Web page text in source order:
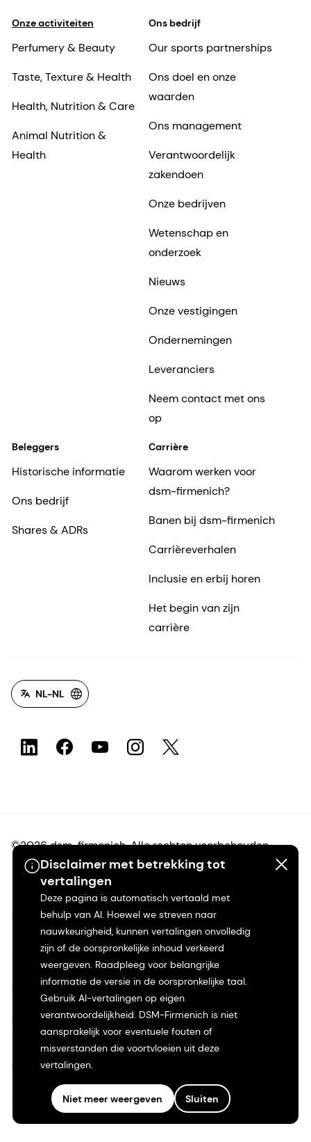
Disclaimer met betrekking tot
vertalingen
Deze pagina is automatisch vertaald met
behulp van AI. Hoewel we streven naar
nauwkeurigheid, kunnen vertalingen onvolledig
zijn of de oorspronkelijke inhoud verkeerd
weergeven. Raadpleeg voor belangrijke
informatie de versie in de oorspronkelijke taal.
Gebruik AI-vertalingen op eigen
verantwoordelijkheid. DSM-Firmenich is niet
aansprakelijk voor eventuele fouten of
misverstanden die voortvloeien uit deze
vertalingen.
Niet meer weergeven Sluiten
Onze activiteiten
Perfumery & Beauty
Taste, Texture & Health
Health, Nutrition & Care
Animal Nutrition &
Health
Ons bedrijf
Our sports partnerships
Ons doel en onze
waarden
Ons management
Verantwoordelijk
zakendoen
Onze bedrijven
Wetenschap en
onderzoek
Nieuws
Onze vestigingen
Ondernemingen
Leveranciers
Neem contact met ons
op
Beleggers
Historische informatie
Ons bedrijf
Shares & ADRs
Carrière
Waarom werken voor
dsm-firmenich?
Banen bij dsm-firmenich
Carrièreverhalen
Inclusie en erbij horen
Het begin van zijn
carrière
NL-NL
©2026 dsm-firmenich. Alle rechten voorbehouden.
Privacyverklaring
Gebruiksvoorwaarden
Algemene voorwaarden
Californië Transparantie
Toegankelijkheidsverklaring
Juridische informatie
Sitemap